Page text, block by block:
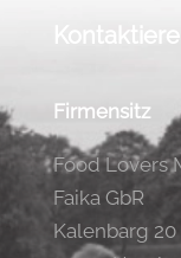
Firmensitz
Food Lovers
Faika GbR
Kalenbarg 20